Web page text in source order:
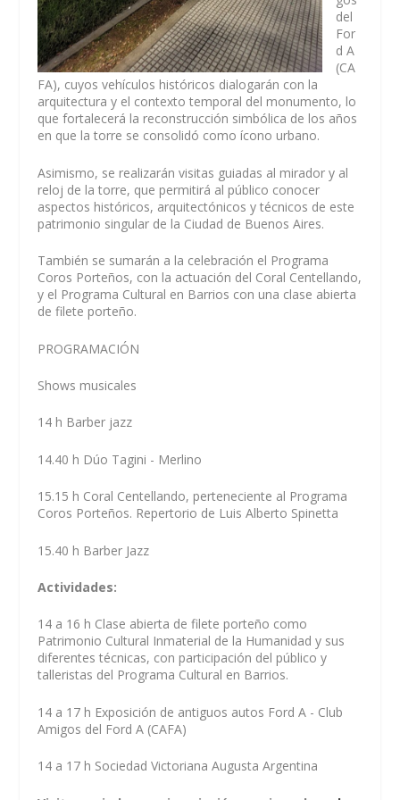
del
For
d A
(CA
FA), cuyos vehículos históricos dialogarán con la
arquitectura y el contexto temporal del monumento, lo
que fortalecerá la reconstrucción simbólica de los años
en que la torre se consolidó como ícono urbano.
Asimismo, se realizarán visitas guiadas al mirador y al
reloj de la torre, que permitirá al público conocer
aspectos históricos, arquitectónicos y técnicos de este
patrimonio singular de la Ciudad de Buenos Aires.
También se sumarán a la celebración el Programa
Coros Porteños, con la actuación del Coral Centellando,
y el Programa Cultural en Barrios con una clase abierta
de filete porteño.
PROGRAMACIÓN
Shows musicales
14 h Barber jazz
14.40 h Dúo Tagini - Merlino
15.15 h Coral Centellando, perteneciente al Programa
Coros Porteños. Repertorio de Luis Alberto Spinetta
15.40 h Barber Jazz
Actividades:
14 a 16 h Clase abierta de filete porteño como
Patrimonio Cultural Inmaterial de la Humanidad y sus
diferentes técnicas, con participación del público y
talleristas del Programa Cultural en Barrios.
14 a 17 h Exposición de antiguos autos Ford A - Club
Amigos del Ford A (CAFA)
14 a 17 h Sociedad Victoriana Augusta Argentina